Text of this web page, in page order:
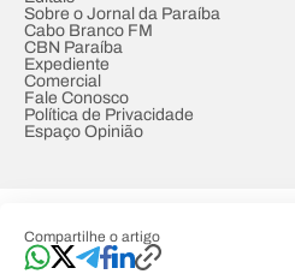
Compartilhe o artigo
Sobre o Jornal da Paraíba
Cabo Branco FM
CBN Paraíba
Expediente
Comercial
Fale Conosco
Política de Privacidade
Espaço Opinião
Developed by Designed by